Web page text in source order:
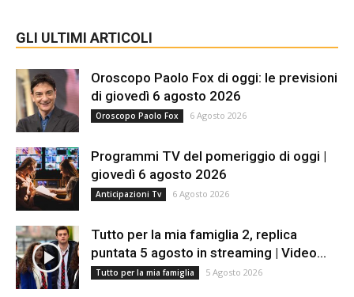
GLI ULTIMI ARTICOLI
Oroscopo Paolo Fox di oggi: le previsioni
di giovedì 6 agosto 2026
Oroscopo Paolo Fox 6 Agosto 2026
Programmi TV del pomeriggio di oggi |
giovedì 6 agosto 2026
Anticipazioni Tv 6 Agosto 2026
Tutto per la mia famiglia 2, replica
puntata 5 agosto in streaming | Video...
Tutto per la mia famiglia 5 Agosto 2026